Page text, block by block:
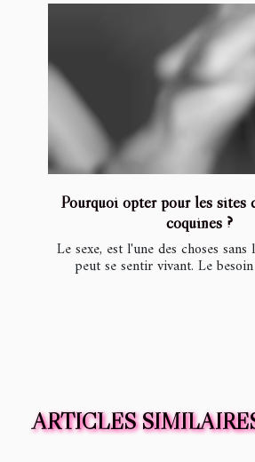
Pourquoi opter pour les sites
coquines ?
Le sexe, est l'une des choses
peut se sentir vivant. Le besoin
ARTICLES